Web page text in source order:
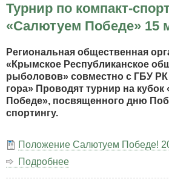
лично-
командные
состязания
собак
всех
пород
по
перепелу
Турнир по компакт-
«Салютуем Победе» 15
Региональная общественная
«Крымское Республиканское
рыболовов» совместно с ГБУ
гора» Проводят турнир на
Победе», посвященного дню
спортингу.
Положение Салютуем Победе!
Подробнее